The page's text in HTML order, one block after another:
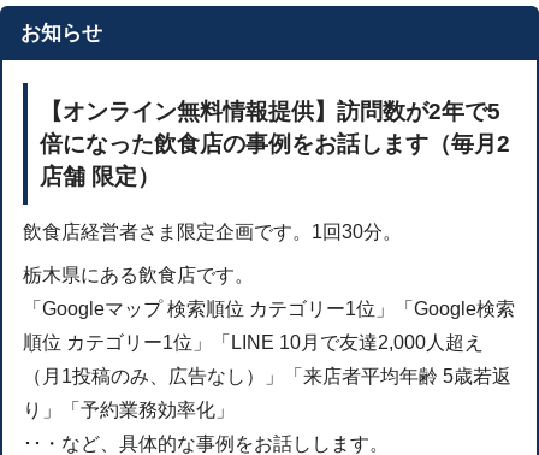
お知らせ
【オンライン無料情報提供】訪問数が2年で5
倍になった飲食店の事例をお話します（毎月2
店舗 限定）
飲食店経営者さま限定企画です。1回30分。
栃木県にある飲食店です。
「Googleマップ 検索順位 カテゴリー1位」「Google検索
順位 カテゴリー1位」「LINE 10月で友達2,000人超え
（月1投稿のみ、広告なし）」「来店者平均年齢 5歳若返
り」「予約業務効率化」
･･・など、具体的な事例をお話しします。